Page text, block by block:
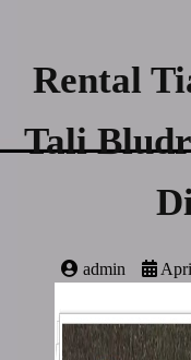
Rental
Tali
admin